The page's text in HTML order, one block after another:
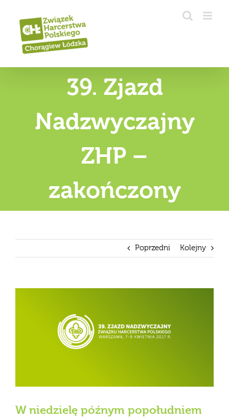
zawartości
39. Zjazd
Nadzwyczajny
ZHP –
zakończony
Poprzedni Kolejny
W niedzielę późnym popołudniem